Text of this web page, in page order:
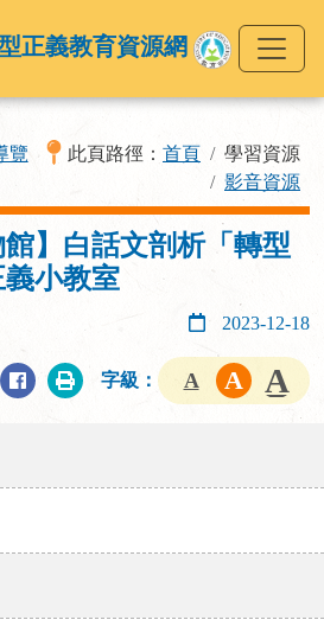
正義教育資源網
覽 此頁路徑： 首頁
學習資源
影音資源
館】白話文剖析「轉型
小教室
2023-12-18
字級：